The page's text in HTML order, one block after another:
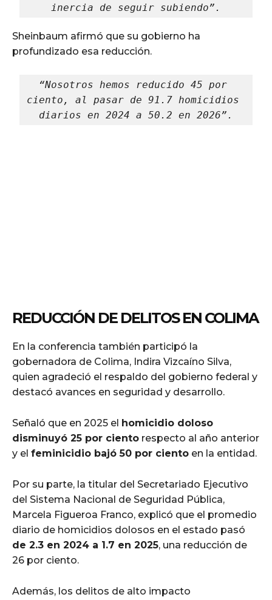
inercia de seguir subiendo”.
Sheinbaum afirmó que su gobierno ha
profundizado esa reducción.
“Nosotros hemos reducido 45 por
ciento, al pasar de 91.7 homicidios
diarios en 2024 a 50.2 en 2026”.
REDUCCIÓN DE DELITOS EN COLIMA
En la conferencia también participó la
gobernadora de Colima, Indira Vizcaíno Silva,
quien agradeció el respaldo del gobierno federal y
destacó avances en seguridad y desarrollo.
Señaló que en 2025 el homicidio doloso
disminuyó 25 por ciento respecto al año anterior
y el feminicidio bajó 50 por ciento en la entidad.
Por su parte, la titular del Secretariado Ejecutivo
del Sistema Nacional de Seguridad Pública,
Marcela Figueroa Franco, explicó que el promedio
diario de homicidios dolosos en el estado pasó
de 2.3 en 2024 a 1.7 en 2025, una reducción de
26 por ciento.
Además, los delitos de alto impacto